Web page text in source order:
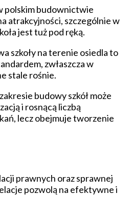
polskim budownictwie
atrakcyjności, szczególnie w
jest tuż pod ręką.
szkoły na terenie osiedla to
zwłaszcza w
stale rośnie.
budowy szkół może
i rosnącą liczbą
lecz obejmuje tworzenie
prawnych oraz sprawnej
pozwolą na efektywne i